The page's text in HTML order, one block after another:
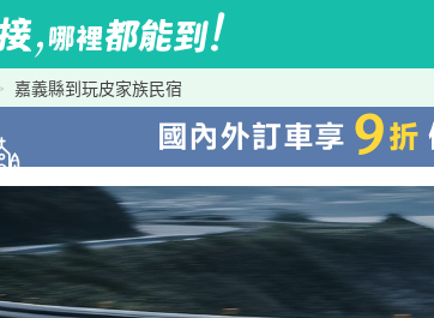
嘉義縣到玩皮家族民宿